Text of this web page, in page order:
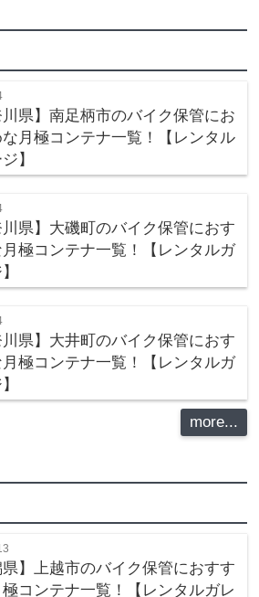
川県】南足柄市のバイク保管にお
月極コンテナ一覧！【レンタル
】
川県】大磯町のバイク保管におす
極コンテナ一覧！【レンタルガ
川県】大井町のバイク保管におす
極コンテナ一覧！【レンタルガ
more...
県】上越市のバイク保管におすす
コンテナ一覧！【レンタルガレ